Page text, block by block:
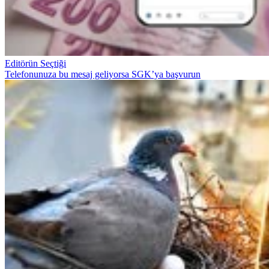
Editörün Seçtiği
Telefonunuza bu mesaj geliyorsa SGK’ya başvurun